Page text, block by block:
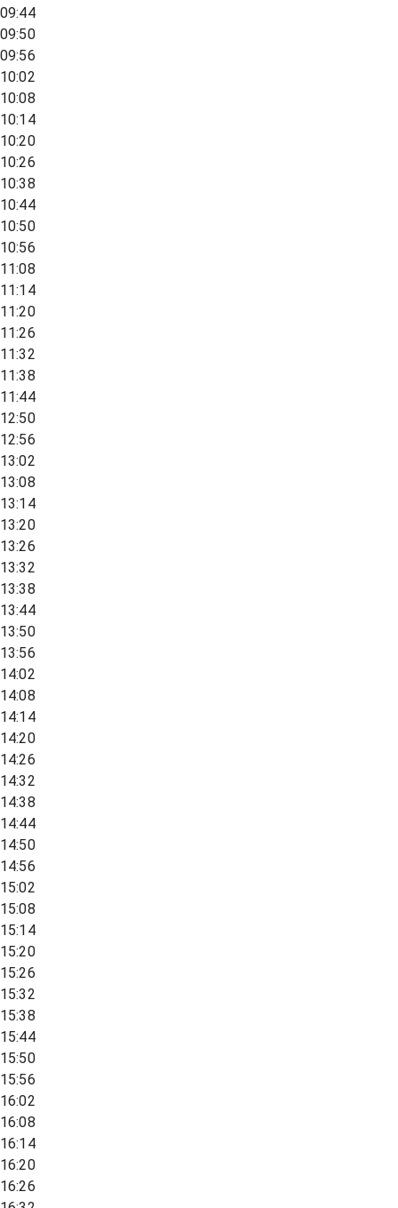
09:44
09:50
09:56
10:02
10:08
10:14
10:20
10:26
10:38
10:44
10:50
10:56
11:08
11:14
11:20
11:26
11:32
11:38
11:44
12:50
12:56
13:02
13:08
13:14
13:20
13:26
13:32
13:38
13:44
13:50
13:56
14:02
14:08
14:14
14:20
14:26
14:32
14:38
14:44
14:50
14:56
15:02
15:08
15:14
15:20
15:26
15:32
15:38
15:44
15:50
15:56
16:02
16:08
16:14
16:20
16:26